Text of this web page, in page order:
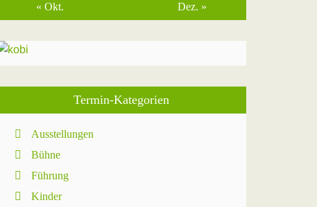
« Okt. Dez. »
Termin-Kategorien
Ausstellungen
Bühne
Führung
Kinder